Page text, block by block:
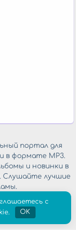
портал для
в формате MP3.
и новинки в
Слушайте лучшие
с
OK